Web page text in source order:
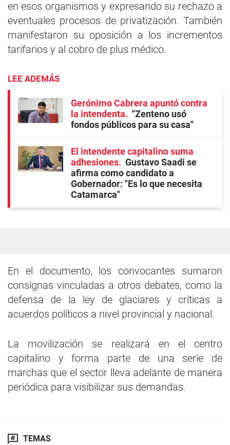
en esos organismos y expresando su rechazo a
eventuales procesos de privatización. También
manifestaron su oposición a los incrementos
tarifarios y al cobro de plus médico.
LEE ADEMÁS
Gerónimo Cabrera apuntó contra
la intendenta
"Zenteno usó
fondos públicos para su casa"
El intendente capitalino suma
adhesiones
Gustavo Saadi se
afirma como candidato a
Gobernador: "Es lo que necesita
Catamarca"
En el documento, los convocantes sumaron
consignas vinculadas a otros debates, como la
defensa de la ley de glaciares y críticas a
acuerdos políticos a nivel provincial y nacional.
La movilización se realizará en el centro
capitalino y forma parte de una serie de
marchas que el sector lleva adelante de manera
periódica para visibilizar sus demandas.
TEMAS